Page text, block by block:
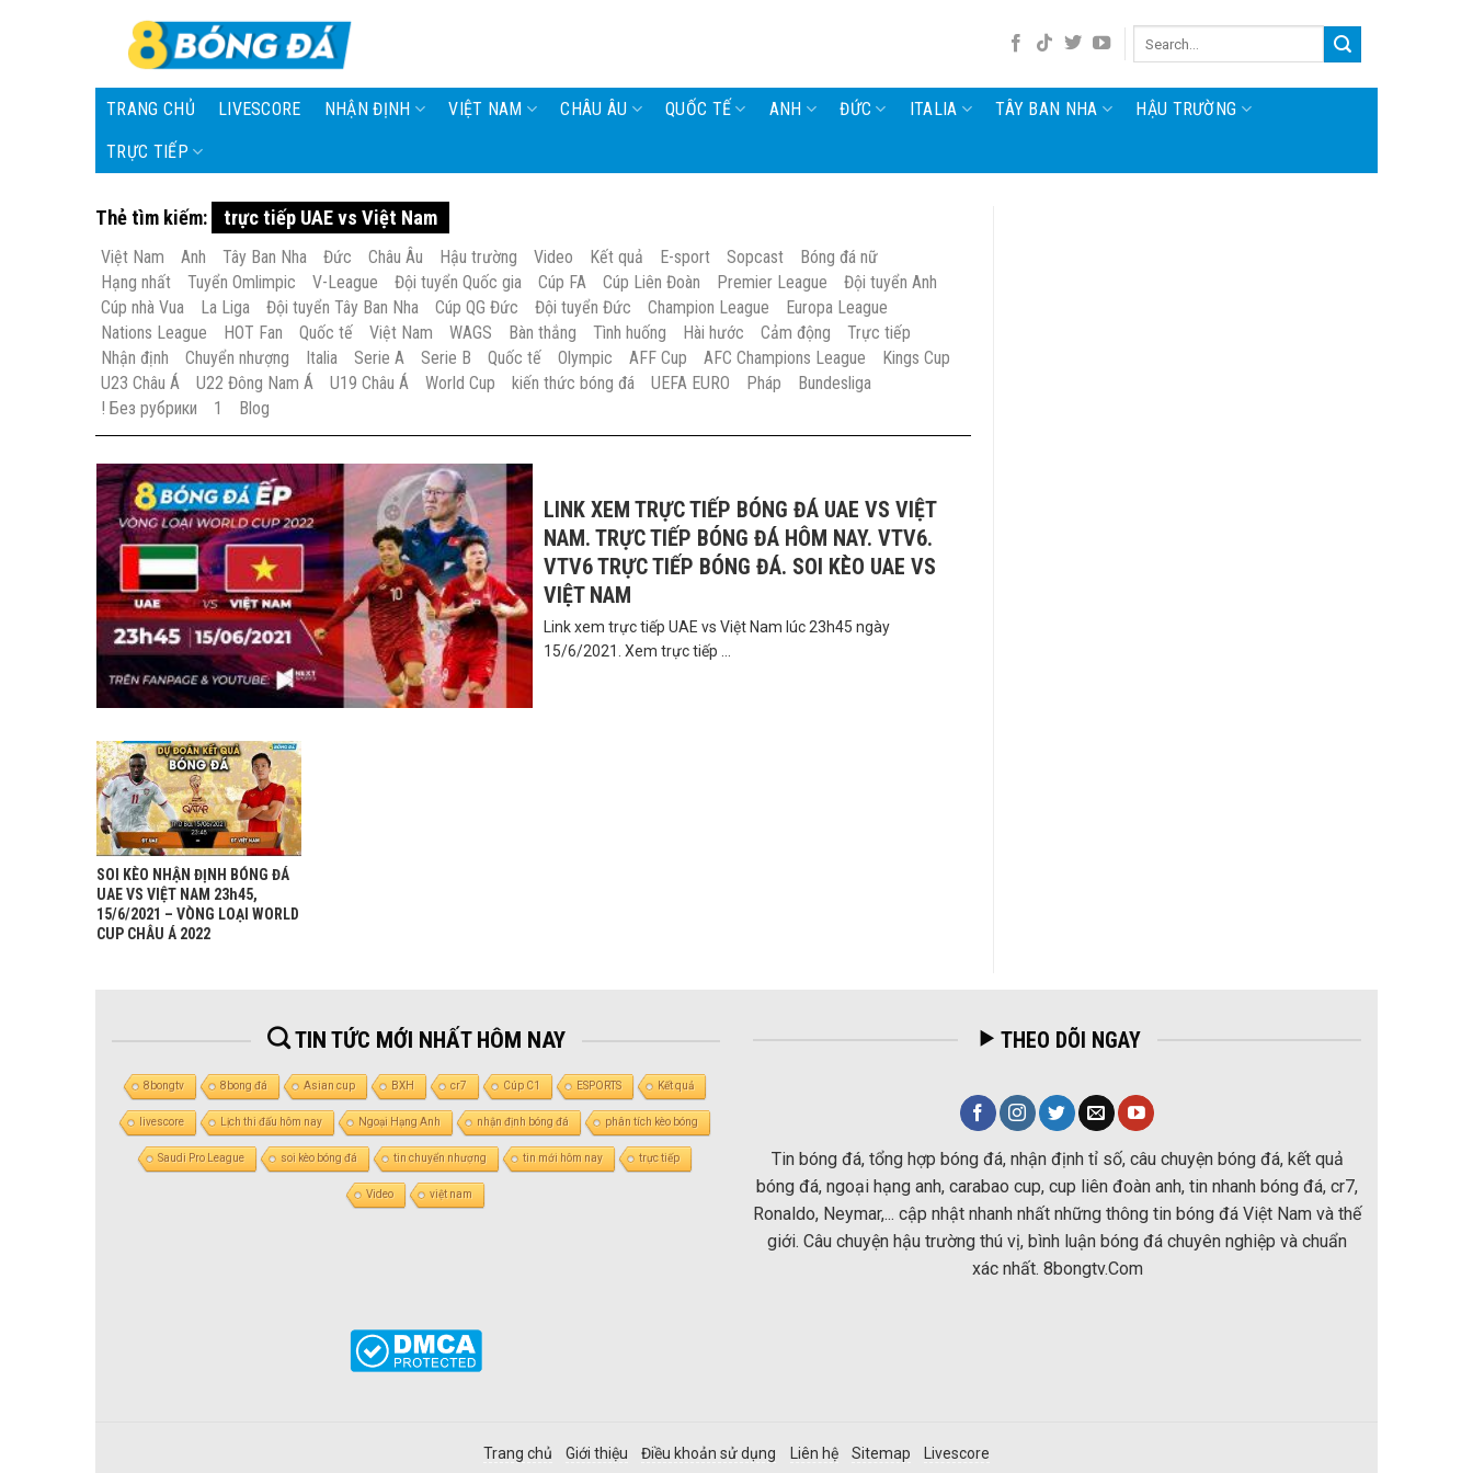
content
TRANG CHỦ
LIVESCORE NHẬN ĐỊNH VIỆT NAM CHÂU ÂU QUỐC TẾ ANH ĐỨC ITALIA TÂY BAN NHA HẬU TRƯỜNG
TRỰC TIẾP
Thẻ tìm kiếm: trực tiếp UAE vs Việt Nam
Việt Nam Anh Tây Ban Nha Đức Châu Âu Hậu trường Video Kết quả E-sport Sopcast
Bóng đá nữ
Hạng nhất
Tuyển Omlimpic V-League Đội tuyển Quốc gia Cúp FA Cúp Liên Đoàn Premier League
Đội tuyển Anh
Cúp nhà Vua
La Liga Đội tuyển Tây Ban Nha Cúp QG Đức Đội tuyển Đức Champion League
Europa League
Nations League
HOT Fan Quốc tế Việt Nam WAGS Bàn thắng Tình huống Hài hước Cảm động
Trực tiếp
Nhận định
Chuyển nhượng Italia Serie A Serie B Quốc tế Olympic AFF Cup AFC Champions League
Kings Cup
U23 Châu Á
U22 Đông Nam Á U19 Châu Á World Cup kiến thức bóng đá UEFA EURO Pháp
Bundesliga
! Без рубрики
1 Blog
LINK XEM TRỰC TIẾP BÓNG ĐÁ UAE VS VIỆT
NAM. TRỰC TIẾP BÓNG ĐÁ HÔM NAY. VTV6.
VTV6 TRỰC TIẾP BÓNG ĐÁ. SOI KÈO UAE VS
VIỆT NAM
Link xem trực tiếp UAE vs Việt Nam lúc 23h45 ngày
15/6/2021. Xem trực tiếp ...
SOI KÈO NHẬN ĐỊNH BÓNG ĐÁ
UAE VS VIỆT NAM 23h45,
15/6/2021 – VÒNG LOẠI WORLD
CUP CHÂU Á 2022
TIN TỨC MỚI NHẤT HÔM NAY
8bongtv 8bong đá Asian cup BXH cr7 Cúp C1 ESPORTS Kết quả
livescore Lịch thi đấu hôm nay Ngoại Hạng Anh nhận định bóng đá phân tích kèo bóng
Saudi Pro League soi kèo bóng đá tin chuyển nhượng tin mới hôm nay trực tiếp
Video việt nam
THEO DÕI NGAY
Tin bóng đá, tổng hợp bóng đá, nhận định tỉ số, câu chuyện bóng đá, kết quả
bóng đá, ngoại hạng anh, carabao cup, cup liên đoàn anh, tin nhanh bóng đá, cr7,
Ronaldo, Neymar,... cập nhật nhanh nhất những thông tin bóng đá Việt Nam và thế
giới. Câu chuyện hậu trường thú vị, bình luận bóng đá chuyên nghiệp và chuẩn
xác nhất. 8bongtv.Com
Trang chủ Giới thiệu Điều khoản sử dụng Liên hệ Sitemap Livescore